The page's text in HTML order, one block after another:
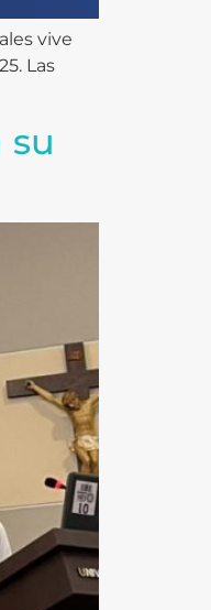
vive
Las
su